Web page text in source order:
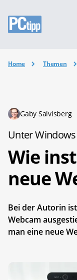
Home Themen
Gaby Salvisberg
Unter Windows
Wie
neue
Bei der Autorin
Webcam
man eine neue